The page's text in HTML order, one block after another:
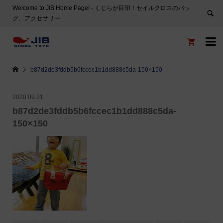
Welcome to JIB Home Page! ‐ くじらが目印！セイルクロスのバッ
グ、アクセサリー


b87d2de3fddb5b6fccec1b1dd888c5da-150×150
2020.09.21
b87d2de3fddb5b6fccec1b1dd888c5da-
150×150